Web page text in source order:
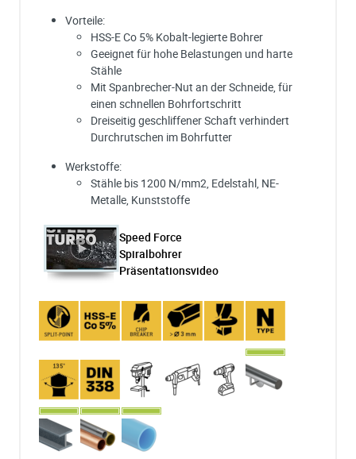
Vorteile:
HSS-E Co 5% Kobalt-legierte Bohrer
Geeignet für hohe Belastungen und harte
Stähle
Mit Spanbrecher-Nut an der Schneide, für
einen schnellen Bohrfortschritt
Dreiseitig geschliffener Schaft verhindert
Durchrutschen im Bohrfutter
Werkstoffe:
Stähle bis 1200 N/mm2, Edelstahl, NE-
Metalle, Kunststoffe
Speed Force
Spiralbohrer
Präsentationsvideo